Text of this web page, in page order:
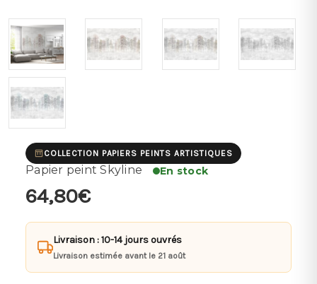
COLLECTION PAPIERS PEINTS ARTISTIQUES
Papier peint Skyline En stock
64,80€
Livraison : 10-14 jours ouvrés
Livraison estimée avant le 21 août